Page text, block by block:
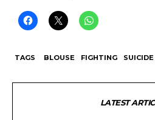
TAGS BLOUSE FIGHTING SUICIDE
LATEST